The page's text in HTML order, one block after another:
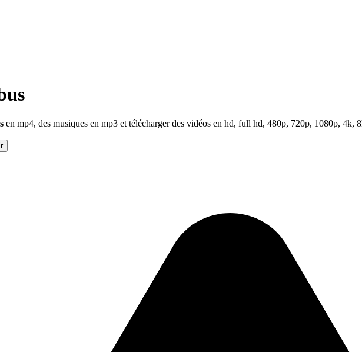
en mp4, des musiques en mp3 et télécharger des vidéos en hd, full hd, 480p, 720p, 1080p, 4k,